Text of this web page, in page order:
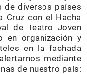
de diversos países
Cruz con el Hacha
de Teatro Joven
en organización y
en la fachada
mediante
de nuestro país: